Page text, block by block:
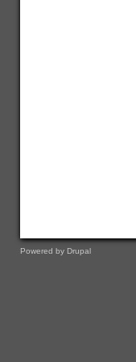
Powered by Drupal